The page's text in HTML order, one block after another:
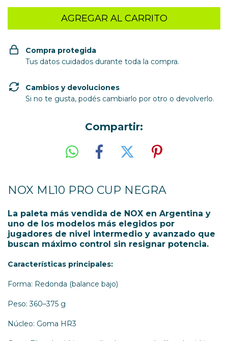
Compra protegida
Tus datos cuidados durante toda la compra.
Cambios y devoluciones
Si no te gusta, podés cambiarlo por otro o devolverlo.
Compartir:
NOX ML10 PRO CUP NEGRA
La paleta más vendida de NOX en Argentina y
uno de los modelos más elegidos por
jugadores de nivel intermedio y avanzado que
buscan máximo control sin resignar potencia.
Características principales:
Forma: Redonda (balance bajo)
Peso: 360–375 g
Núcleo: Goma HR3